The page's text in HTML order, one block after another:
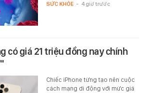
SỨC KHỎE - 4 giờ trước
có giá 21 triệu đồng nay chính
Chiếc iPhone từng tạo nên cuộc
cách mạng di động với mức giá